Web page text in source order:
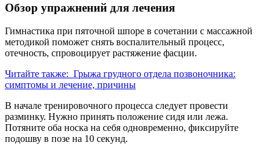
Обзор упражнений для лечения
Гимнастика при пяточной шпоре в сочетании с массажной
методикой поможет снять воспалительный процесс,
отечность, спровоцирует растяжение фасции.
Читайте также: Грыжа грудного отдела позвоночника:
симптомы и лечение, причины
В начале тренировочного процесса следует провести
разминку. Нужно принять положение сидя или лежа.
Потяните оба носка на себя одновременно, фиксируйте
подошву в позе на 10 секунд.